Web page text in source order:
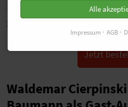
ISBN 978 3 667 12369 5
24,90 Euro
Jetzt
Waldemar
Alle
Impressum AGB